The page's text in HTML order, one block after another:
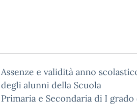
Assenze e validità anno
degli alunni della Scuola
Primaria e Secondaria di I